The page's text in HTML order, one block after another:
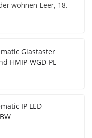
wohnen Leer, 18.
Glastaster
HMIP-WGD-PL
IP LED